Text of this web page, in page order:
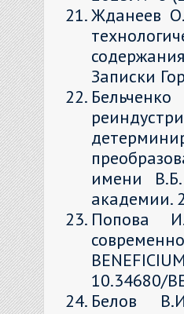
Жданеев
Записки
имени
академии.
Попова
10.34680/
Белов